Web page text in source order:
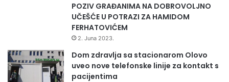
POZIV GRAĐANIMA NA DOBROVOLJNO
UČEŠĆE U POTRAZI ZA HAMIDOM
FERHATOVIĆEM
2. Juna 2023.
Dom zdravlja sa stacionarom Olovo
uveo nove telefonske linije za kontakt s
pacijentima